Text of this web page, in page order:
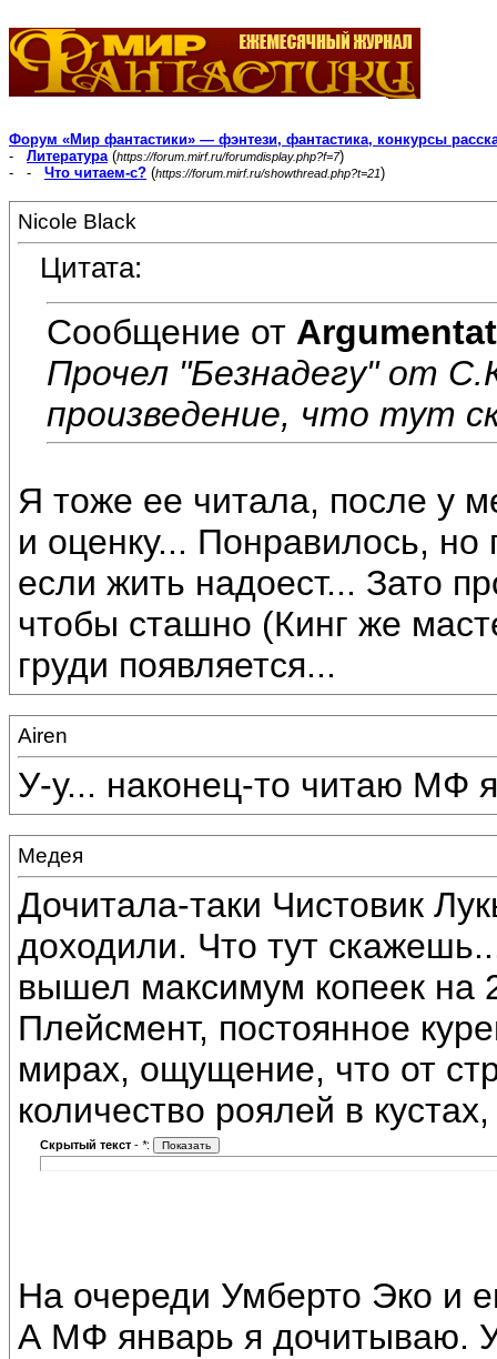
Форум «Мир фантастики» — фэнтези, фантастика, конкурсы
- Литература(https://forum.mirf.ru/forumdisplay.php?f=7)
- - Что читаем-с? (https://forum.mirf.ru/showthread.php?t=21)
Nicole Black
Цитата:
Сообщение от
Прочел "Безнадегу" от
произведение, что тут
Я тоже ее читала, после у
и оценку... Понравилось, но
если жить надоест... Зато
чтобы сташно (Кинг же
груди появляется...
Airen
У-у... наконец-то читаю МФ
Медея
Дочитала-таки Чистовик
доходили. Что тут
вышел максимум копеек на
Плейсмент, постоянное
мирах, ощущение, что от
количество роялей в кустах,
Скрытый текст - *:
На очереди Умберто Эко и
А МФ январь я дочитываю.